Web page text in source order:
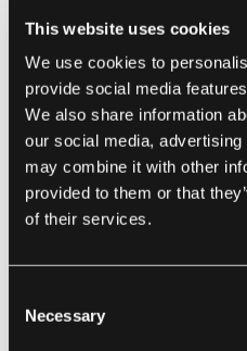
This website uses cookies
We use cookies to
provide social media
We also share information
our social media,
may combine it with other
provided to them or that
of their services.
Selection
Necessary
Tablica
toku.Każda kolumna
liczbę zadań, które
jednocześnie. Limity